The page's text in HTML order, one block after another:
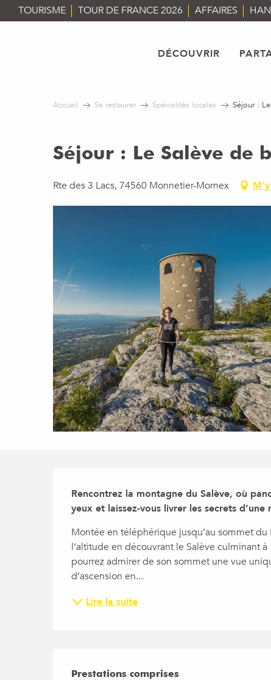
Aller
au
TOURISME TOUR DE FRANCE 2026 AFFAIRES
DÉCOUVRIR
Accueil Se restaurer Spécialités locales Séjour :
Séjour : Le Salève de
Rte des 3 Lacs, 74560 Monnetier-Mornex
Description
Rencontrez la montagne du Salève, où
yeux et laissez-vous livrer les secrets
Montée en téléphérique jusqu’au sommet
l’altitude en découvrant le Salève culminant
pourrez admirer de son sommet une vue
d’ascension en...
Lire la suite
Prestations comprises
Prestations comprises